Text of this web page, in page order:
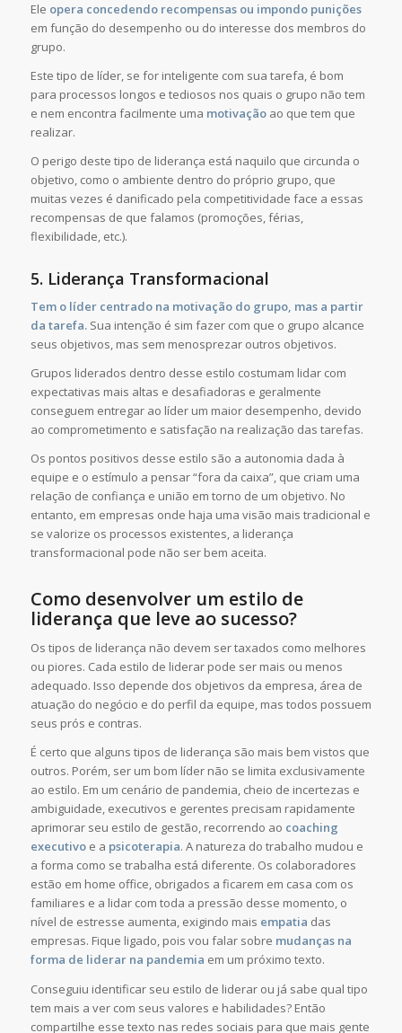
Ele opera concedendo recompensas ou impondo punições
em função do desempenho ou do interesse dos membros do
grupo.
Este tipo de líder, se for inteligente com sua tarefa, é bom
para processos longos e tediosos nos quais o grupo não tem
e nem encontra facilmente uma motivaçãoao que tem que
realizar.
O perigo deste tipo de liderança está naquilo que circunda o
objetivo, como o ambiente dentro do próprio grupo, que
muitas vezes é danificado pela competitividade face a essas
recompensas de que falamos (promoções, férias,
flexibilidade, etc.).
5. Liderança Transformacional
Tem o líder centrado na motivação do grupo, mas a partir
da tarefa. Sua intenção é sim fazer com que o grupo alcance
seus objetivos, mas sem menosprezar outros objetivos.
Grupos liderados dentro desse estilo costumam lidar com
expectativas mais altas e desafiadoras e geralmente
conseguem entregar ao líder um maior desempenho, devido
ao comprometimento e satisfação na realização das tarefas.
Os pontos positivos desse estilo são a autonomia dada à
equipe e o estímulo a pensar “fora da caixa”, que criam uma
relação de confiança e união em torno de um objetivo. No
entanto, em empresas onde haja uma visão mais tradicional e
se valorize os processos existentes, a liderança
transformacional pode não ser bem aceita.
Como desenvolver um estilo de
liderança que leve ao sucesso?
Os tipos de liderança não devem ser taxados como melhores
ou piores. Cada estilo de liderar pode ser mais ou menos
adequado. Isso depende dos objetivos da empresa, área de
atuação do negócio e do perfil da equipe, mas todos possuem
seus prós e contras.
É certo que alguns tipos de liderança são mais bem vistos que
outros. Porém, ser um bom líder não se limita exclusivamente
ao estilo. Em um cenário de pandemia, cheio de incertezas e
ambiguidade, executivos e gerentes precisam rapidamente
aprimorar seu estilo de gestão, recorrendo ao coaching
executivoe a psicoterapia. A natureza do trabalho mudou e
a forma como se trabalha está diferente. Os colaboradores
estão em home office, obrigados a ficarem em casa com os
familiares e a lidar com toda a pressão desse momento, o
nível de estresse aumenta, exigindo mais empatia das
empresas. Fique ligado, pois vou falar sobre mudanças na
forma de liderar na pandemia em um próximo texto.
Conseguiu identificar seu estilo de liderar ou já sabe qual tipo
tem mais a ver com seus valores e habilidades? Então
compartilhe esse texto nas redes sociais para que mais gente